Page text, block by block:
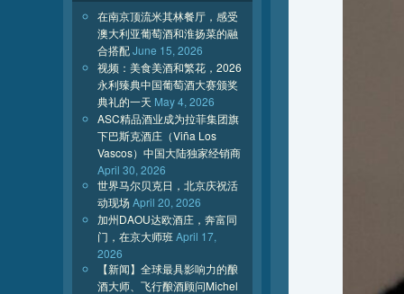
在南京顶流米其林餐厅，感受
澳大利亚葡萄酒和淮扬菜的融
合搭配June 15, 2026
视频：美食美酒和繁花，2026
永利臻典中国葡萄酒大赛颁奖
典礼的一天 May 4, 2026
ASC精品酒业成为拉菲集团旗
下巴斯克酒庄（Viña Los
Vascos）中国大陆独家经销商
April 30, 2026
世界马尔贝克日，北京庆祝活
动现场April 20, 2026
加州DAOU达欧酒庄，奔富同
门，在京大师班 April 17,
2026
【新闻】全球最具影响力的酿
酒大师、飞行酿酒顾问Michel